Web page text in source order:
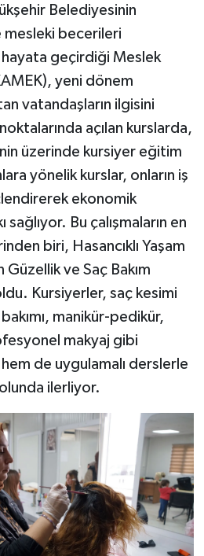
Belediyesinin
mesleki becerileri
geçirdiği Meslek
yeni dönem
vatandaşların ilgisini
açılan kurslarda,
üzerinde kursiyer eğitim
yönelik kurslar, onların iş
ekonomik
sağlıyor. Bu çalışmaların en
biri, Hasancıklı Yaşam
Güzellik ve Saç Bakım
Kursiyerler, saç kesimi
manikür-pedikür,
makyaj gibi
de uygulamalı derslerle
ilerliyor.